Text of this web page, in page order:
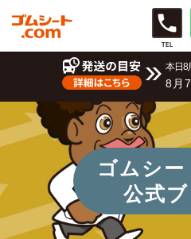
本日8
8月
ゴムシ
公式